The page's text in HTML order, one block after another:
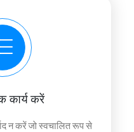
कार्य करें
न करें जो स्वचालित रूप से